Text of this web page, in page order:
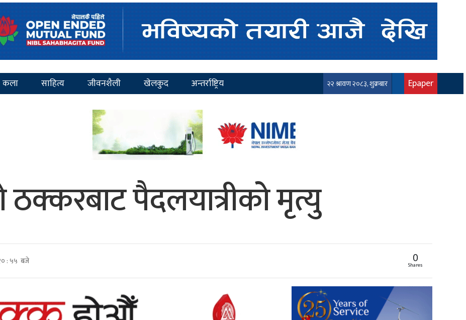
कला साहित्य जीवनशैली खेलकुद अन्तर्राष्ट्रिय २२ श्रावण २०८३, शुक्रबार Epaper
ठक्करबाट पैदलयात्रीको मृत्यु
: ५५ बजे 0
Shares